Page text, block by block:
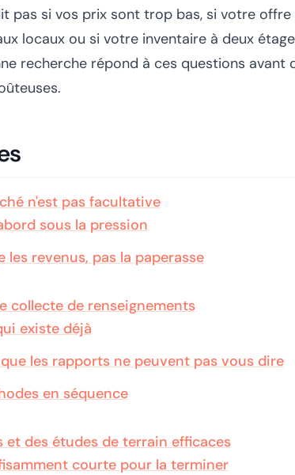
pas si vos prix sont trop bas, si votre offre
locaux ou si votre inventaire à deux
recherche répond à ces questions avant
n'est pas facultative
sous la pression
les revenus, pas la paperasse
collecte de renseignements
existe déjà
les rapports ne peuvent pas vous dire
en séquence
et des études de terrain efficaces
courte pour la terminer